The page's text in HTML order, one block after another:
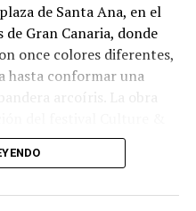
de Santa Ana, en el
de Gran Canaria, donde
once colores diferentes,
hasta conformar una
arcoíris. La obra
las indicaciones